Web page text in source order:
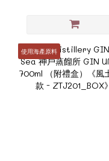
使用海產原料